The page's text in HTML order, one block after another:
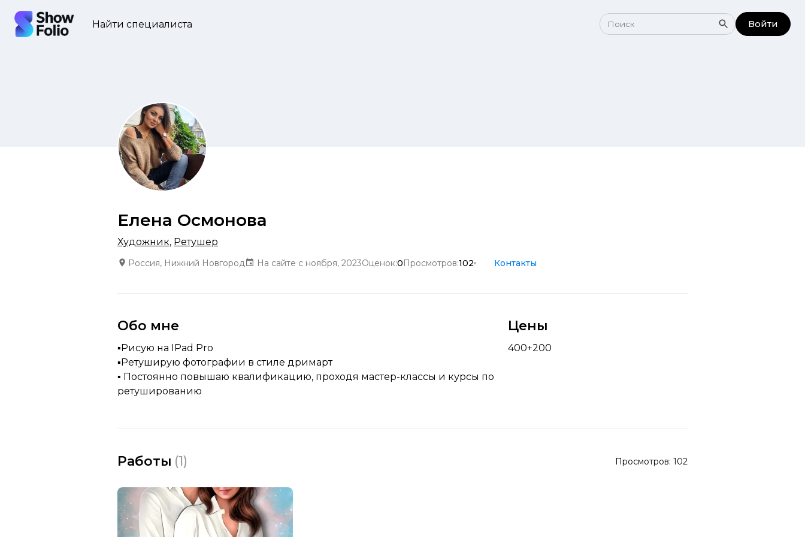
Найти специалиста Войти
Елена Осмонова
Художник, Ретушер
Россия, Нижний Новгород На сайте с ноября, 2023Оценок:0Просмотров:102 Контакты
Обо мне
▪️Рисую на IPad Pro
▪️Ретуширую фотографии в стиле дримарт
▪️ Постоянно повышаю квалификацию, проходя мастер-классы и курсы по
ретушированию
Цены
400+200
Работы (1) Просмотров: 102